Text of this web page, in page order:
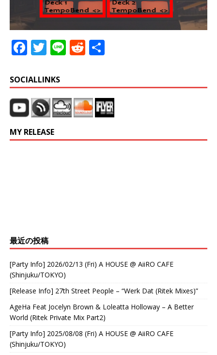
F
c
e
b
o
o
T
it
te
r
Li R
di
t
SOCIALLINKS
MY RELEASE
最近の投稿
[Party Info] 2026/02/13 (Fri) A HOUSE @ AiiRO CAFE
(Shinjuku/TOKYO)
[Release Info] 27th Street People – “Werk Dat (Ritek Mixes)”
AgeHa Feat Jocelyn Brown & Loleatta Holloway – A Better
World (Ritek Private Mix Part2)
[Party Info] 2025/08/08 (Fri) A HOUSE @ AiiRO CAFE
(Shinjuku/TOKYO)